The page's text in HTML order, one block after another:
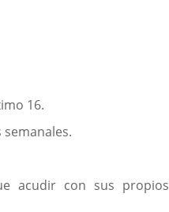
16.
acudir con sus propios